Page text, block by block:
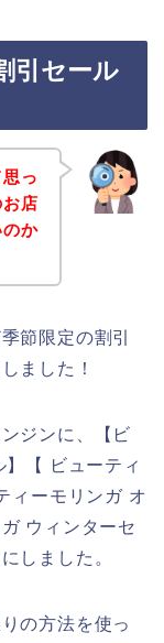
引セール
っ
店
か
節限定の割引
ました！
ジンに、【ビ
【 ビューティ
ィーモリンガ オ
ウィンターセ
しました。
の方法を使っ